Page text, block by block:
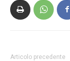
Articolo precedente